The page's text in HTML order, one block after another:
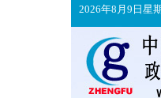
2026年8月9日星